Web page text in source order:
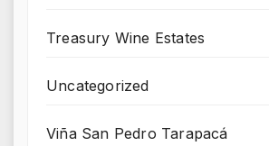
Treasury Wine Estates
Uncategorized
Viña San Pedro Tarapacá